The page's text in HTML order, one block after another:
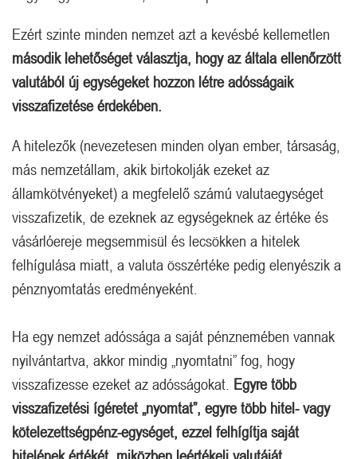
Ezért szinte minden nemzet azt a kevésbé kellemetlen
második lehetőséget választja, hogy az általa ellenőrzött
valutából új egységeket hozzon létre adósságaik
visszafizetése érdekében.
A hitelezők (nevezetesen minden olyan ember, társaság,
más nemzetállam, akik birtokolják ezeket az
államkötvényeket) a megfelelő számú valutaegységet
visszafizetik, de ezeknek az egységeknek az értéke és
vásárlóereje megsemmisül és lecsökken a hitelek
felhígulása miatt, a valuta összértéke pedig elenyészik a
pénznyomtatás eredményeként.
Ha egy nemzet adóssága a saját pénznemében vannak
nyilvántartva, akkor mindig „nyomtatni” fog, hogy
visszafizesse ezeket az adósságokat. Egyre több
visszafizetési ígéretet „nyomtat”, egyre több hitel- vagy
kötelezettségpénz-egységet, ezzel felhígítja saját
hitelének értékét, miközben leértékeli valutáját.